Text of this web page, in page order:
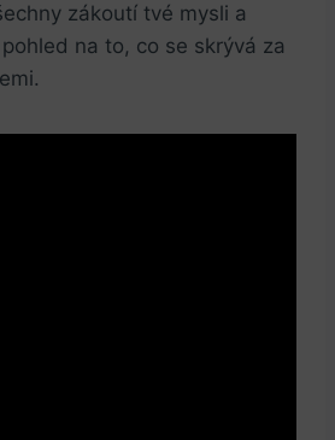
zákoutí tvé mysli a
na to, co se skrývá za